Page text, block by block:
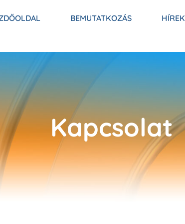
BEMUTATKOZÁS HÍREK
Kapcsolat